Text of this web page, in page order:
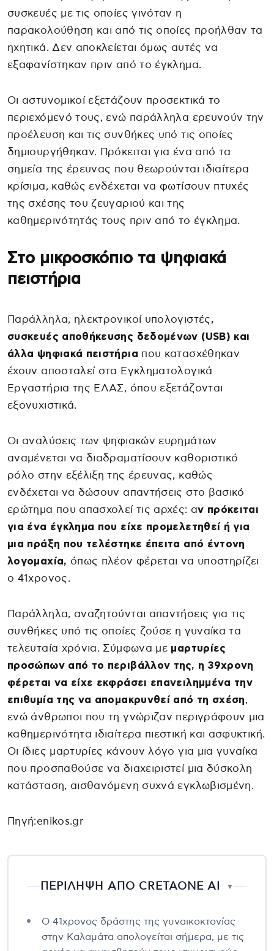
συσκευές με τις οποίες γινόταν η
παρακολούθηση και από τις οποίες προήλθαν τα
ηχητικά. Δεν αποκλείεται όμως αυτές να
εξαφανίστηκαν πριν από το έγκλημα.
Οι αστυνομικοί εξετάζουν προσεκτικά το
περιεχόμενό τους, ενώ παράλληλα ερευνούν την
προέλευση και τις συνθήκες υπό τις οποίες
δημιουργήθηκαν. Πρόκειται για ένα από τα
σημεία της έρευνας που θεωρούνται ιδιαίτερα
κρίσιμα, καθώς ενδέχεται να φωτίσουν πτυχές
της σχέσης του ζευγαριού και της
καθημερινότητάς τους πριν από το έγκλημα.
Στο μικροσκόπιο τα ψηφιακά
πειστήρια
Παράλληλα, ηλεκτρονικοί υπολογιστές,
συσκευές αποθήκευσης δεδομένων (USB) και
άλλα ψηφιακά πειστήρια που κατασχέθηκαν
έχουν αποσταλεί στα Εγκληματολογικά
Εργαστήρια της ΕΛΑΣ, όπου εξετάζονται
εξονυχιστικά.
Οι αναλύσεις των ψηφιακών ευρημάτων
αναμένεται να διαδραματίσουν καθοριστικό
ρόλο στην εξέλιξη της έρευνας, καθώς
ενδέχεται να δώσουν απαντήσεις στο βασικό
ερώτημα που απασχολεί τις αρχές: αν πρόκειται
για ένα έγκλημα που είχε προμελετηθεί ή για
μια πράξη που τελέστηκε έπειτα από έντονη
λογομαχία, όπως πλέον φέρεται να υποστηρίζει
ο 41χρονος.
Παράλληλα, αναζητούνται απαντήσεις για τις
συνθήκες υπό τις οποίες ζούσε η γυναίκα τα
τελευταία χρόνια. Σύμφωνα με μαρτυρίες
προσώπων από το περιβάλλον της, η 39χρονη
φέρεται να είχε εκφράσει επανειλημμένα την
επιθυμία της να απομακρυνθεί από τη σχέση,
ενώ άνθρωποι που τη γνώριζαν περιγράφουν μια
καθημερινότητα ιδιαίτερα πιεστική και ασφυκτική.
Οι ίδιες μαρτυρίες κάνουν λόγο για μια γυναίκα
που προσπαθούσε να διαχειριστεί μια δύσκολη
κατάσταση, αισθανόμενη συχνά εγκλωβισμένη.
Πηγή:enikos.gr
ΠΕΡΙΛΗΨΗ ΑΠΟ CRETAONE AI ▼
Ο 41χρονος δράστης της γυναικοκτονίας
στην Καλαμάτα απολογείται σήμερα, με τις